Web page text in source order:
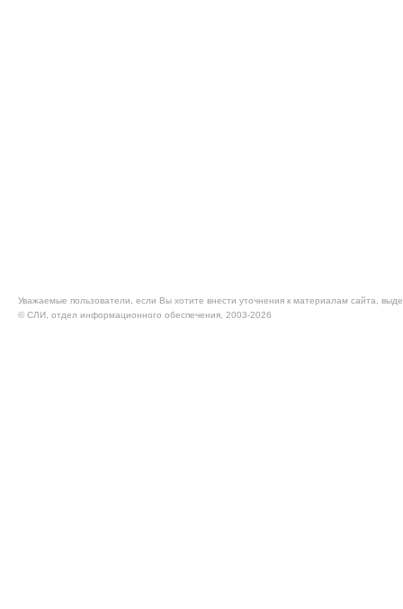
Уважаемые пользователи, если Вы хотите внести уточнения к материалам сайта,
© CЛИ, отдел информационного обеспечения, 2003-2026